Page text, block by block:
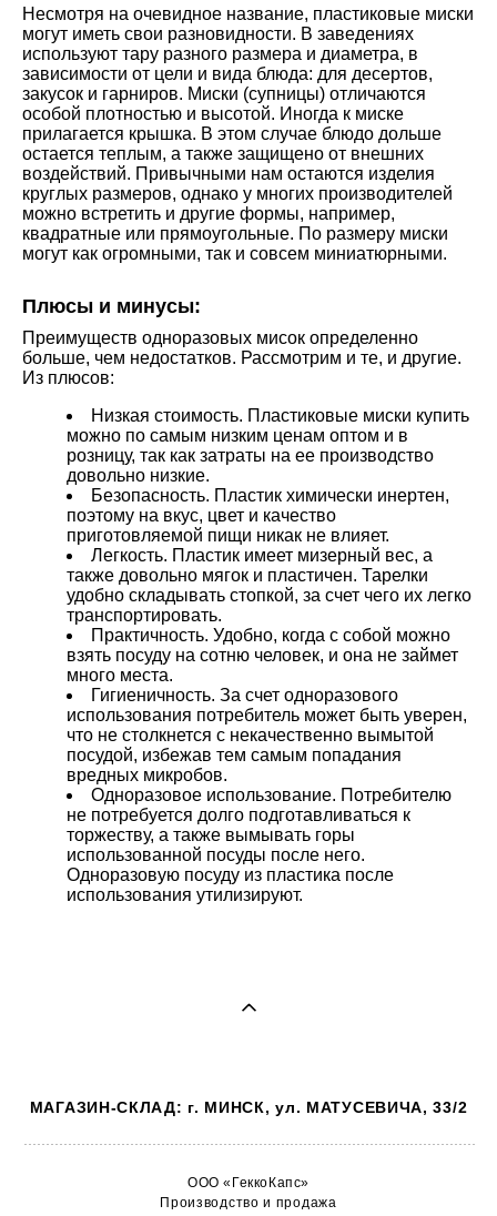
Несмотря на очевидное название, пластиковые миски
могут иметь свои разновидности. В заведениях
используют тару разного размера и диаметра, в
зависимости от цели и вида блюда: для десертов,
закусок и гарниров. Миски (супницы) отличаются
особой плотностью и высотой. Иногда к миске
прилагается крышка. В этом случае блюдо дольше
остается теплым, а также защищено от внешних
воздействий. Привычными нам остаются изделия
круглых размеров, однако у многих производителей
можно встретить и другие формы, например,
квадратные или прямоугольные. По размеру миски
могут как огромными, так и совсем миниатюрными.
Плюсы и минусы:
Преимуществ одноразовых мисок определенно
больше, чем недостатков. Рассмотрим и те, и другие.
Из плюсов:
Низкая стоимость. Пластиковые миски купить
можно по самым низким ценам оптом и в
розницу, так как затраты на ее производство
довольно низкие.
Безопасность. Пластик химически инертен,
поэтому на вкус, цвет и качество
приготовляемой пищи никак не влияет.
Легкость. Пластик имеет мизерный вес, а
также довольно мягок и пластичен. Тарелки
удобно складывать стопкой, за счет чего их легко
транспортировать.
Практичность. Удобно, когда с собой можно
взять посуду на сотню человек, и она не займет
много места.
Гигиеничность. За счет одноразового
использования потребитель может быть уверен,
что не столкнется с некачественно вымытой
посудой, избежав тем самым попадания
вредных микробов.
Одноразовое использование. Потребителю
не потребуется долго подготавливаться к
торжеству, а также вымывать горы
использованной посуды после него.
Одноразовую посуду из пластика после
использования утилизируют.
МАГАЗИН-СКЛАД: г. МИНСК, ул. МАТУСЕВИЧА, 33/2
ООО «ГеккоКапс»
Производство и продажа